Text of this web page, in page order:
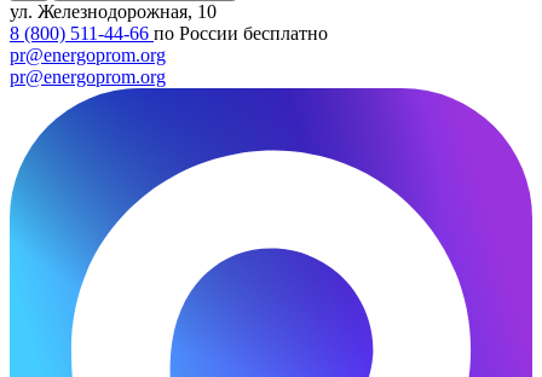
ул. Железнодорожная, 10
8 (800) 511-44-66 по России бесплатно
pr@energoprom.org
pr@energoprom.org